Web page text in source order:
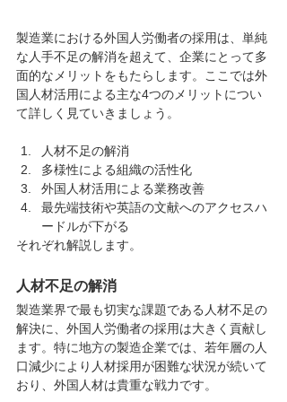
製造業における外国人労働者の採用は、単純
な人手不足の解消を超えて、企業にとって多
面的なメリットをもたらします。ここでは外
国人材活用による主な4つのメリットについ
て詳しく見ていきましょう。
人材不足の解消
多様性による組織の活性化
外国人材活用による業務改善
最先端技術や英語の文献へのアクセスハ
ードルが下がる
それぞれ解説します。
人材不足の解消
製造業界で最も切実な課題である人材不足の
解決に、外国人労働者の採用は大きく貢献し
ます。特に地方の製造企業では、若年層の人
口減少により人材採用が困難な状況が続いて
おり、外国人材は貴重な戦力です。